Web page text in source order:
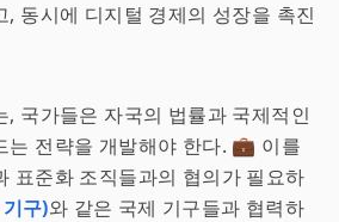
, 동시에 디지털 경제의 성장을 촉진
국가들은 자국의 법률과 국제적인
는 전략을 개발해야 한다. 💼 이를
표준화 조직들과의 협의가 필요하
구)와 같은 국제 기구들과 협력하